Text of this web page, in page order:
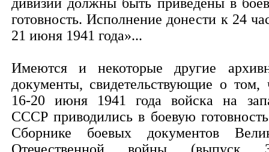
готовность. Исполнение донести к 24
21 июня 1941 года»...
Имеются и некоторые другие
документы, свидетельствующие о том,
16-20 июня 1941 года войска на
СССР приводились в боевую
Сборнике боевых документов